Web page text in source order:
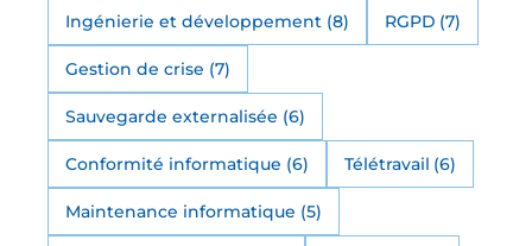
Ingénierie et développement (8) RGPD (7)
Gestion de crise (7)
Sauvegarde externalisée (6)
Conformité informatique (6) Télétravail (6)
Maintenance informatique (5)